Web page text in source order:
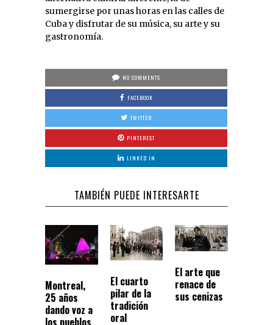
sumergirse por unas horas en las calles de
Cuba y disfrutar de su música, su arte y su
gastronomía.
NO COMMENTS
FACEBOOK
TWITTER
PINTEREST
LINKED IN
TAMBIÉN PUEDE INTERESARTE
Montreal,
25 años
dando voz a
El cuarto
pilar de la
tradición
oral
El arte que
renace de
sus cenizas